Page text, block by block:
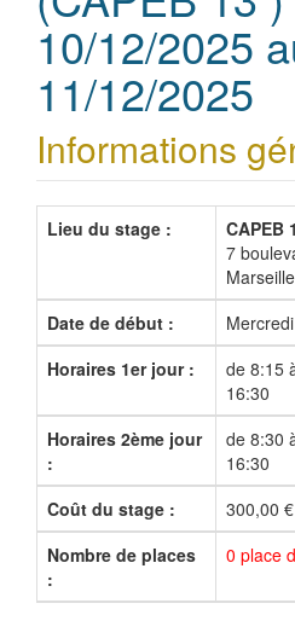
10/12/2025
11/12/2025
Informations
Lieu du stage :
CAPEB
7
Marseille
Date de début :
Horaires 1er jour :
de 8:15
16:30
Horaires 2ème jour
:
de 8:30
16:30
Coût du stage :
300,00 €
Nombre de places
:
0 place